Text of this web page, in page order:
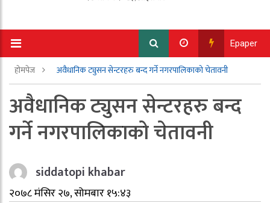
Epaper
होमपेज अवैधानिक ट्युसन सेन्टरहरु बन्द गर्ने नगरपालिकाको चेतावनी
अवैधानिक ट्युसन सेन्टरहरु बन्द
गर्ने नगरपालिकाको चेतावनी
siddatopi khabar
२०७८ मंसिर २७, सोमबार १५:४३